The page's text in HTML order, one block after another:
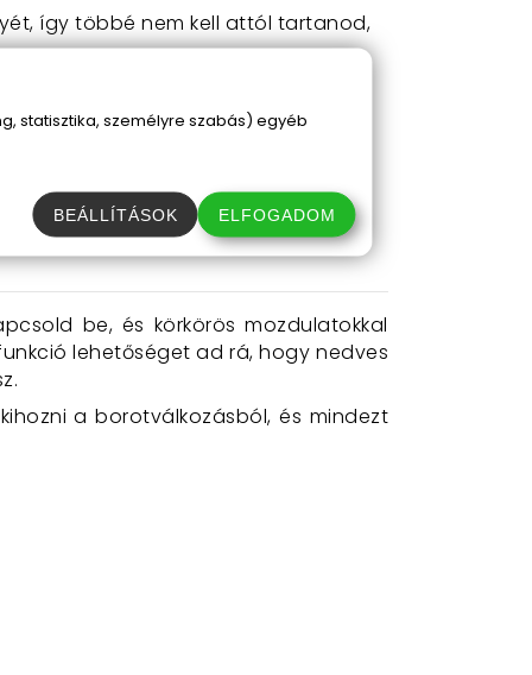
így többé nem kell attól tartanod,
hozzá járó tisztító kefével pedig a
borotvák használatából adódó
be, és körkörös mozdulatokkal
lehetőséget ad rá, hogy nedves
a borotválkozásból, és mindezt
statisztika, személyre szabás) egyéb
BEÁLLÍTÁSOK ELFOGADOM